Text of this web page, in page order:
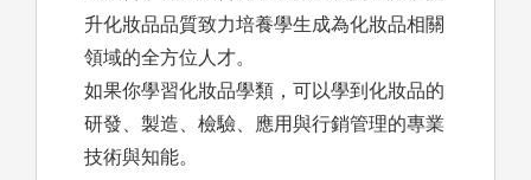
升化妝品品質致力培養學生成為化妝品相關
領域的全方位人才。
如果你學習化妝品學類，可以學到化妝品的
研發、製造、檢驗、應用與行銷管理的專業
技術與知能。